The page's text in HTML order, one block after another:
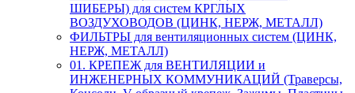
ШИБЕРЫ) для систем КРГЛЫХ
ВОЗДУХОВОДОВ (ЦИНК, НЕРЖ, МЕТАЛЛ)
ФИЛЬТРЫ для вентиляционных систем (ЦИНК,
НЕРЖ, МЕТАЛЛ)
01. КРЕПЕЖ для ВЕНТИЛЯЦИИ и
ИНЖЕНЕРНЫХ КОММУНИКАЦИЙ (Траверсы,